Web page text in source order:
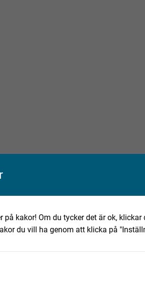
på kakor! Om du tycker det är ok,
du vill ha genom att klicka på